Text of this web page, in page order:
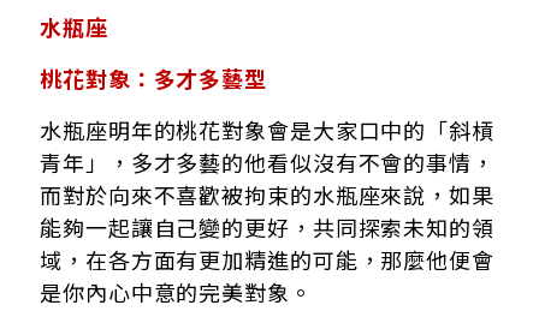
水瓶座
桃花對象：多才多藝型
水瓶座明年的桃花對象會是大家口中的「斜槓
青年」，多才多藝的他看似沒有不會的事情，
而對於向來不喜歡被拘束的水瓶座來說，如果
能夠一起讓自己變的更好，共同探索未知的領
域，在各方面有更加精進的可能，那麼他便會
是你內心中意的完美對象。